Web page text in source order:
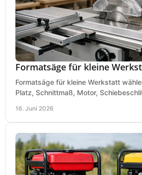
Formatsäge für kleine
Formatsäge für kleine Werkstatt
Platz, Schnittmaß, Motor,
16. Juni 2026